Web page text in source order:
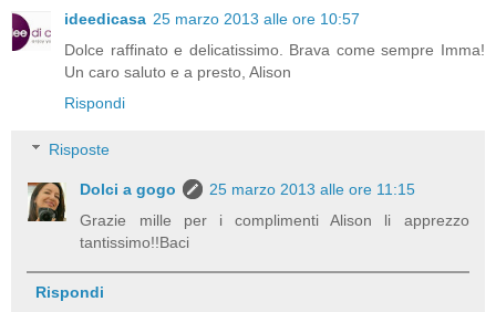
ideedicasa 25 marzo 2013 alle ore 10:57
Dolce raffinato e delicatissimo. Brava come sempre Imma!
Un caro saluto e a presto, Alison
Rispondi
Risposte
Dolci a gogo
25 marzo 2013 alle ore 11:15
Grazie mille per i complimenti Alison li apprezzo
tantissimo!!Baci
Rispondi